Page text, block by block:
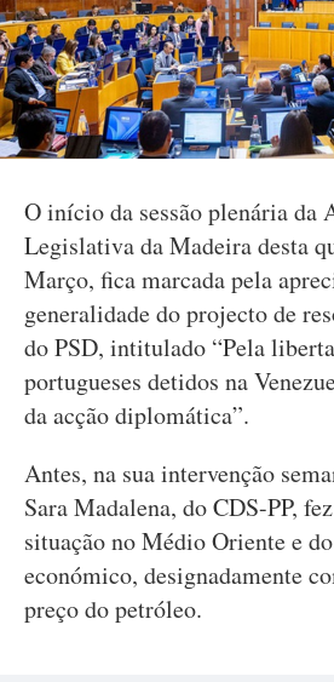
O início da sessão plenária da
Legislativa da Madeira desta
Março, fica marcada pela
generalidade do projecto de
do PSD, intitulado “Pela
portugueses detidos na
da acção diplomática”.
Antes, na sua intervenção
Sara Madalena, do CDS-PP,
situação no Médio Oriente e
económico, designadamente
preço do petróleo.